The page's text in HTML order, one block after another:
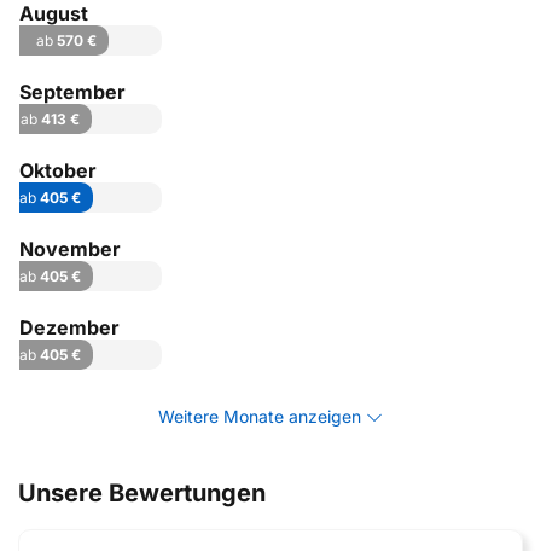
August
ab 570 €
September
ab413 €
Oktober
ab 405 €
November
ab 405 €
Dezember
ab 405 €
Weitere Monate anzeigen
Unsere Bewertungen